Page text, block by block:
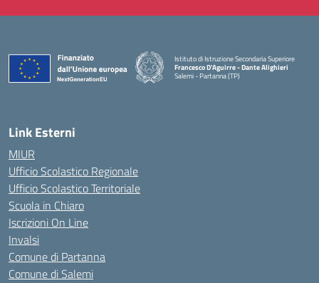
Istituto di Istruzione Secondaria Superiore
Francesco D'Aguirre - Dante Alighieri
Salemi - Partanna (TP)
Link Esterni
MIUR
Ufficio Scolastico Regionale
Ufficio Scolastico Territoriale
Scuola in Chiaro
Iscrizioni On Line
Invalsi
Comune di Partanna
Comune di Salemi